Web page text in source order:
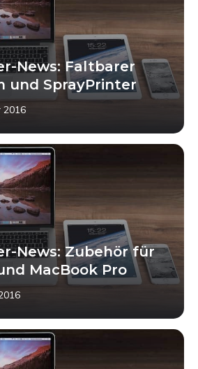
News: Faltbarer
und SprayPrinter
2016
News: Zubehör für
MacBook Pro